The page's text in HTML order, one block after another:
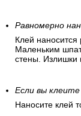
Равномерно
Клей
Маленьким
стены. Излишки
Если вы
Наносите клей